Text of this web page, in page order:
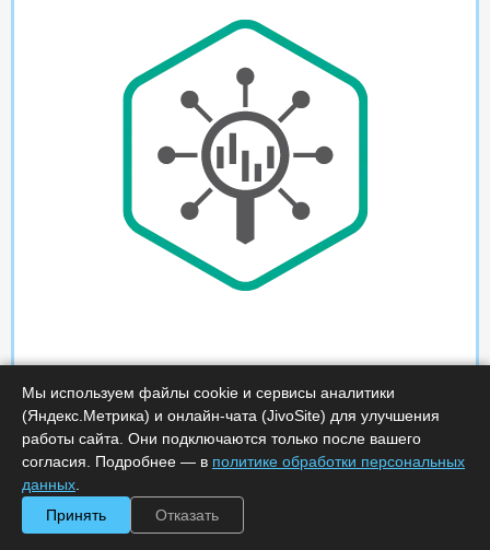
Мы используем файлы cookie и сервисы аналитики
(Яндекс.Метрика) и онлайн-чата (JivoSite) для улучшения
работы сайта. Они подключаются только после вашего
согласия. Подробнее — в политике обработки персональных
данных
Принять
Отказать